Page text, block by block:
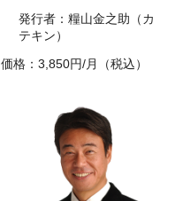
発行者：糧山金之助（カ
テキン）
価格：3,850円/月（税込）